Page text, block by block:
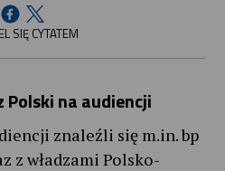
SIĘ CYTATEM
Polski na audiencji
znaleźli się m.in. bp
z władzami Polsko-